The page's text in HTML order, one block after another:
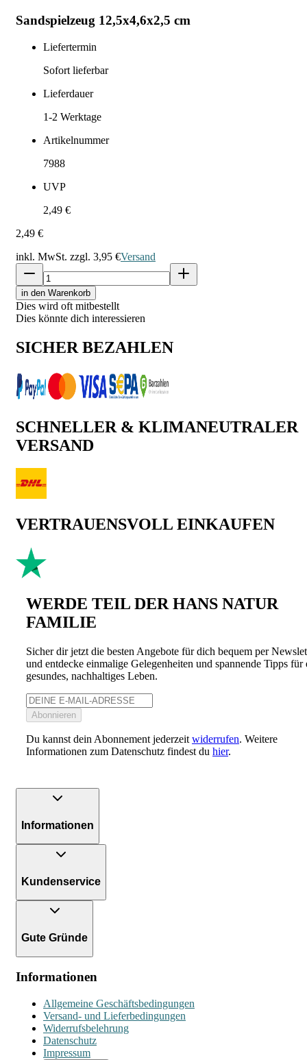
Sandspielzeug 12,5x4,6x2,5 cm
Liefertermin
Sofort lieferbar
Lieferdauer
1-2 Werktage
Artikelnummer
7988
UVP
2,49 €
2,49 €
inkl. MwSt. zzgl. 3,95 €Versand
in den Warenkorb
Dies wird oft mitbestellt
Dies könnte dich interessieren
SICHER BEZAHLEN
SCHNELLER & KLIMANEUTRALER
VERSAND
VERTRAUENSVOLL EINKAUFEN
WERDE TEIL DER HANS NATUR
FAMILIE
Sicher dir jetzt die besten Angebote für dich bequem per
und entdecke einmalige Gelegenheiten und spannende Tipps für
gesundes, nachhaltiges Leben.
Abonnieren
Du kannst dein Abonnement jederzeit widerrufen. Weitere
Informationen zum Datenschutz findest du hier.
Informationen
Kundenservice
Gute Gründe
Informationen
Allgemeine Geschäftsbedingungen
Versand- und Lieferbedingungen
Widerrufsbelehrung
Datenschutz
Impressum